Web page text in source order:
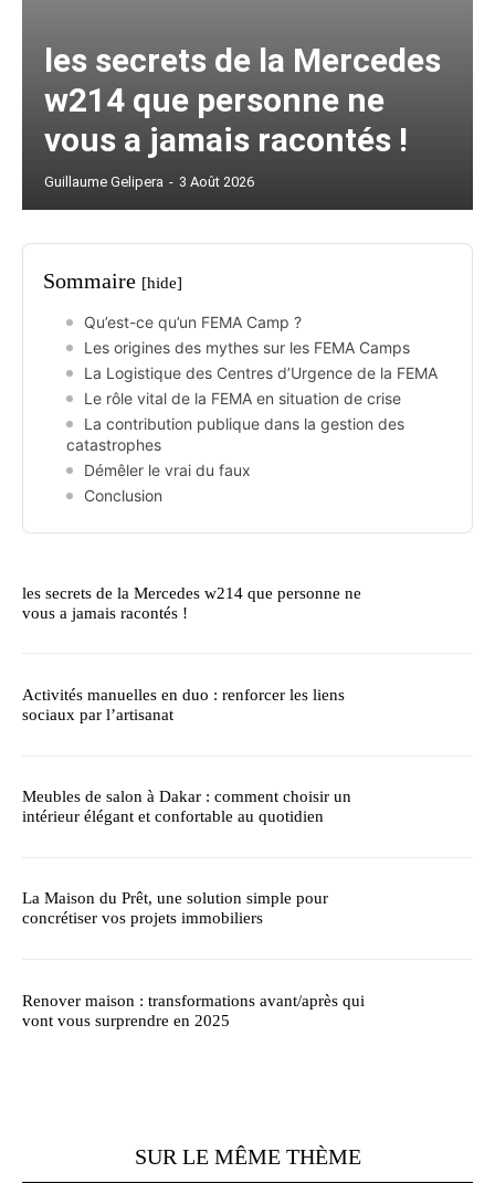
les secrets de la Mercedes
w214 que personne ne
vous a jamais racontés !
Guillaume Gelipera - 3 Août 2026
Sommaire [hide]
Qu’est-ce qu’un FEMA Camp ?
Les origines des mythes sur les FEMA Camps
La Logistique des Centres d’Urgence de la FEMA
Le rôle vital de la FEMA en situation de crise
La contribution publique dans la gestion des
catastrophes
Démêler le vrai du faux
Conclusion
les secrets de la Mercedes w214 que personne ne
vous a jamais racontés !
Activités manuelles en duo : renforcer les liens
sociaux par l’artisanat
Meubles de salon à Dakar : comment choisir un
intérieur élégant et confortable au quotidien
La Maison du Prêt, une solution simple pour
concrétiser vos projets immobiliers
Renover maison : transformations avant/après qui
vont vous surprendre en 2025
SUR LE MÊME THÈME